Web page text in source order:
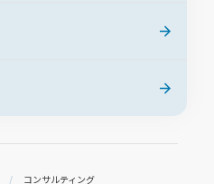
コンサルティング